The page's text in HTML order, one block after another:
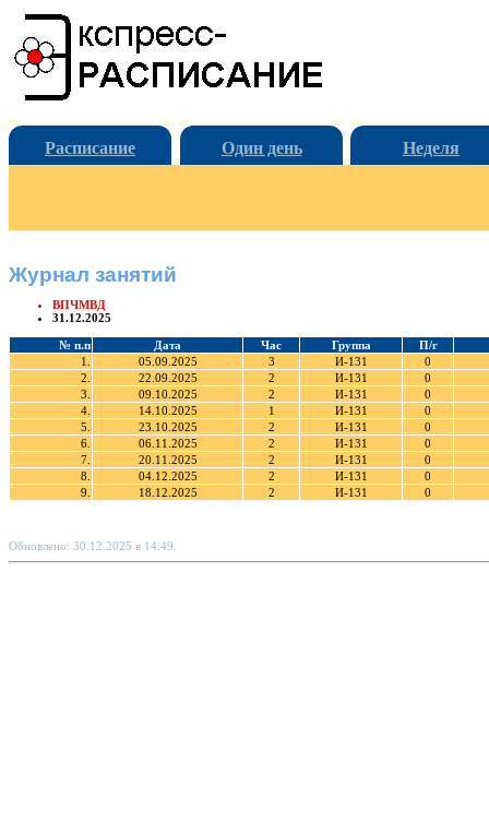
Расписание Один день Неделя
Журнал занятий
ВПЧМВД
31.12.2025
№ п.п Дата Час Группа
П/г
1.
05.09.2025 3 И-131
0
2.
22.09.2025 2 И-131
0
3.
09.10.2025 2 И-131
0
4.
14.10.2025 1 И-131
0
5.
23.10.2025 2 И-131
0
6.
06.11.2025 2 И-131
0
7.
20.11.2025 2 И-131
0
8.
04.12.2025 2 И-131
0
9.
18.12.2025 2 И-131 0
Обновлено: 30.12.2025 в 14:49.